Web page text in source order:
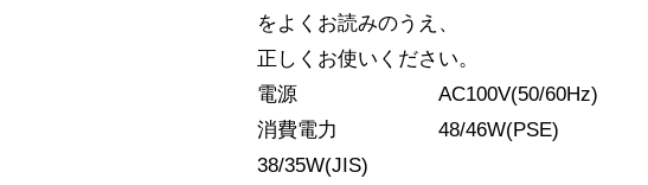
をよくお読みのうえ、
正しくお使いください。
電源 AC100V(50/60Hz)
消費電力 48/46W(PSE)
38/35W(JIS)